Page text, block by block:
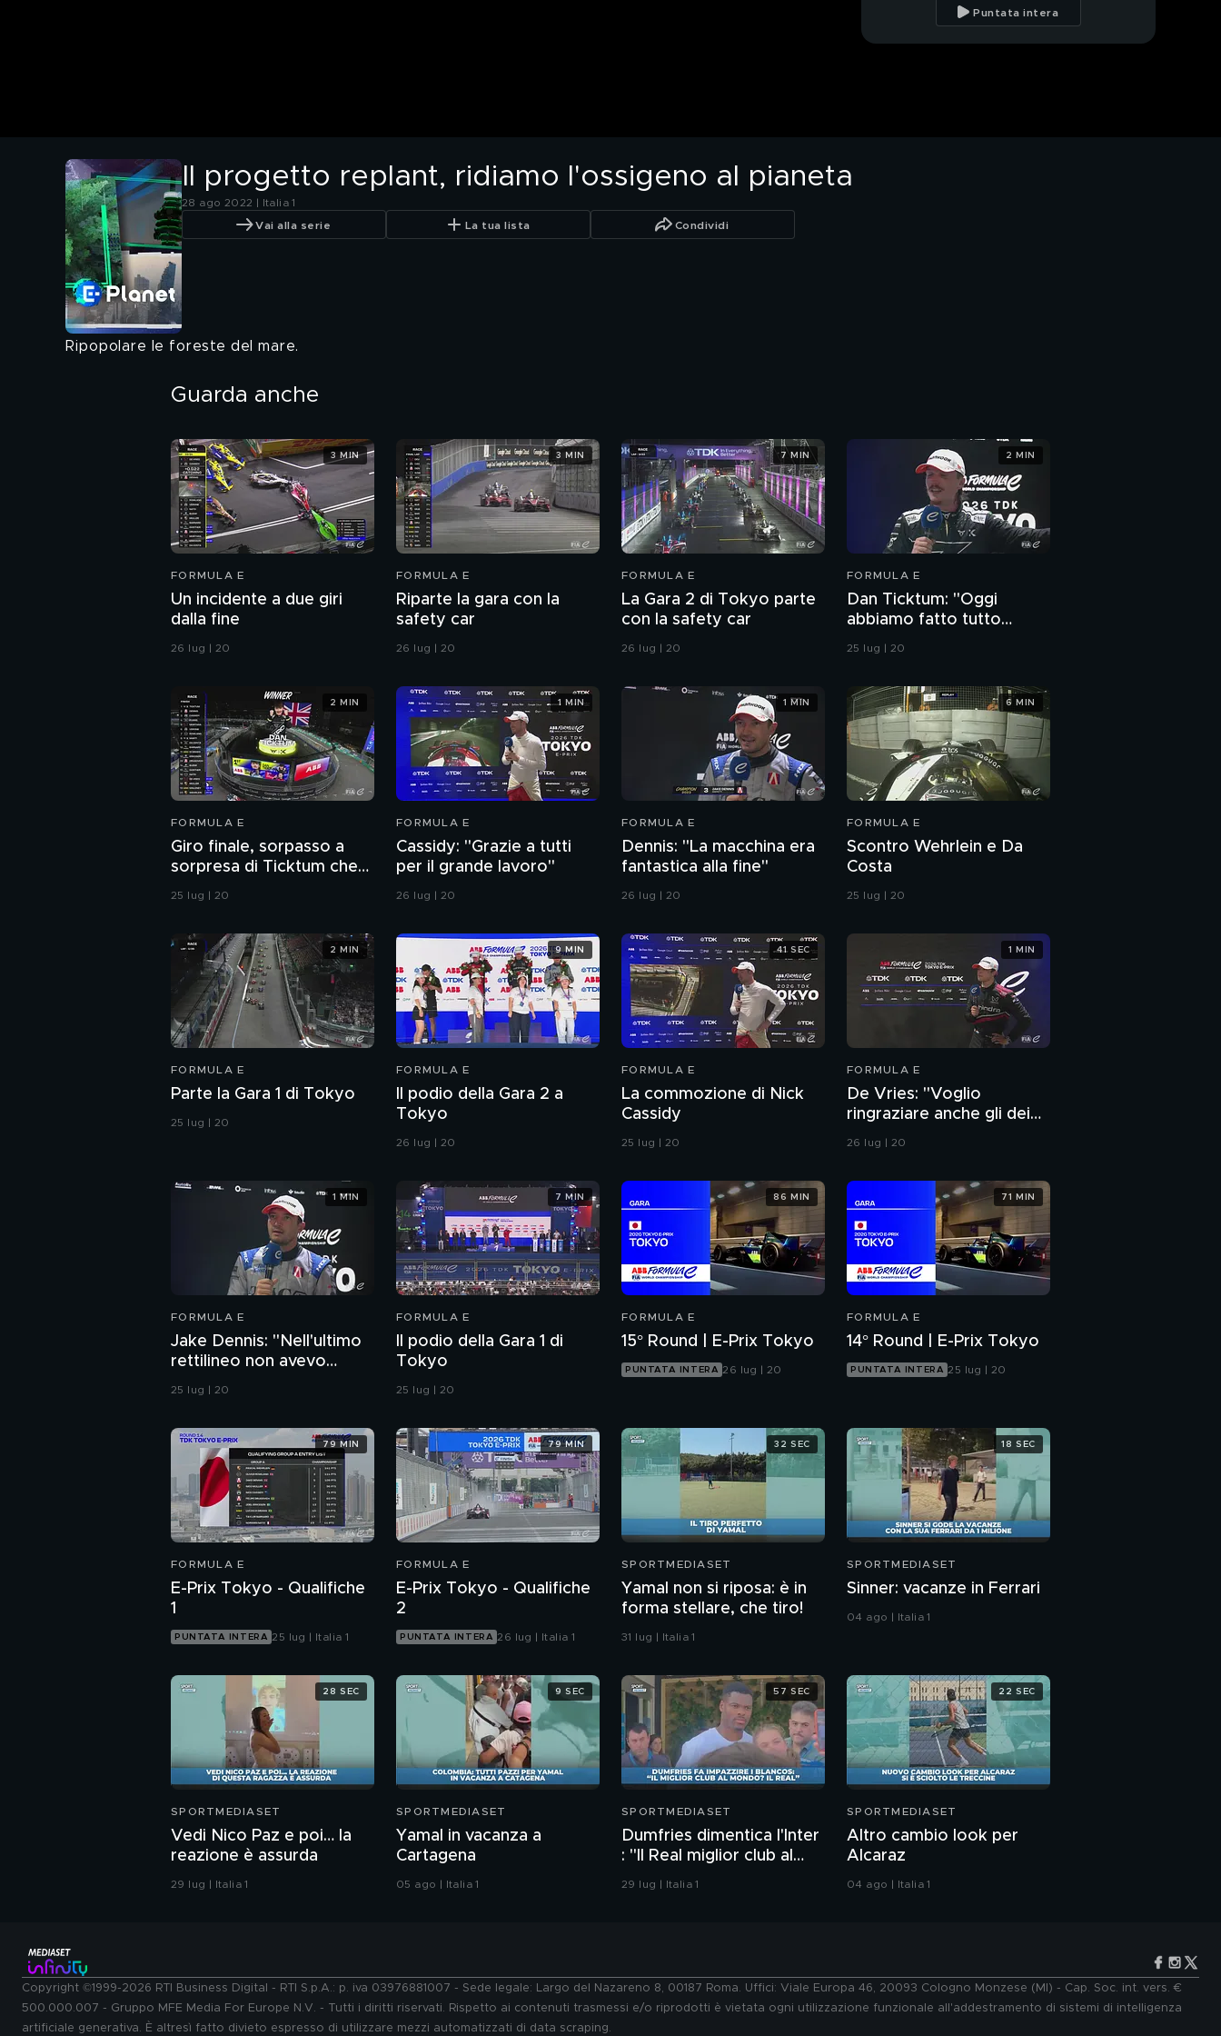
vista privilegiato
Puntata intera
Il progetto replant, ridiamo l'ossigeno al pianeta
28 ago 2022 | Italia 1
Vai alla serie La tua lista Condividi
Ripopolare le foreste del mare.
Guarda anche
FORMULA E
Un incidente a due giri
dalla fine
26 lug | 20
3 MIN
FORMULA E
Riparte la gara con la
safety car
26 lug | 20
3 MIN
FORMULA E
La Gara 2 di Tokyo parte
con la safety car
26 lug | 20
7 MIN
FORMULA E
Dan Ticktum: "Oggi
abbiamo fatto tutto
perfetto"
25 lug | 20
2 MIN
FORMULA E
Giro finale, sorpasso a
sorpresa di Ticktum che
vince la gara
25 lug | 20
2 MIN
FORMULA E
Cassidy: "Grazie a tutti
per il grande lavoro"
26 lug | 20
1 MIN
FORMULA E
Dennis: "La macchina era
fantastica alla fine"
26 lug | 20
1 MIN
FORMULA E
Scontro Wehrlein e Da
Costa
25 lug | 20
6 MIN
FORMULA E
Parte la Gara 1 di Tokyo
25 lug | 20
2 MIN
FORMULA E
Il podio della Gara 2 a
Tokyo
26 lug | 20
9 MIN
FORMULA E
La commozione di Nick
Cassidy
25 lug | 20
41 SEC
FORMULA E
De Vries: "Voglio
ringraziare anche gli dei
perchè oggi è stata
26 lug | 20
1 MIN
FORMULA E
Jake Dennis: "Nell'ultimo
rettilineo non avevo
molta energia"
25 lug | 20
1 MIN
FORMULA E
Il podio della Gara 1 di
Tokyo
25 lug | 20
7 MIN
FORMULA E
15° Round | E-Prix Tokyo
PUNTATA INTERA 26 lug | 20
86 MIN
FORMULA E
14° Round | E-Prix Tokyo
PUNTATA INTERA 25 lug | 20
71 MIN
FORMULA E
E-Prix Tokyo - Qualifiche
1
PUNTATA INTERA 25 lug | Italia 1
79 MIN
FORMULA E
E-Prix Tokyo - Qualifiche
2
PUNTATA INTERA 26 lug | Italia 1
79 MIN
SPORTMEDIASET
Yamal non si riposa: è in
forma stellare, che tiro!
31 lug | Italia 1
32 SEC
SPORTMEDIASET
Sinner: vacanze in Ferrari
04 ago | Italia 1
18 SEC
SPORTMEDIASET
Vedi Nico Paz e poi… la
reazione è assurda
29 lug | Italia 1
28 SEC
SPORTMEDIASET
Yamal in vacanza a
Cartagena
05 ago | Italia 1
9 SEC
SPORTMEDIASET
Dumfries dimentica l'Inter
: "Il Real miglior club al
mondo"
29 lug | Italia 1
57 SEC
SPORTMEDIASET
Altro cambio look per
Alcaraz
04 ago | Italia 1
22 SEC
Copyright ©1999-2026 RTI Business Digital - RTI S.p.A.: p. iva 03976881007 - Sede legale: Largo del Nazareno 8, 00187 Roma. Uffici: Viale Europa 46, 20093 Cologno Monzese (MI) - Cap. Soc. int. vers. €
500.000.007 - Gruppo MFE Media For Europe N.V. - Tutti i diritti riservati. Rispetto ai contenuti trasmessi e/o riprodotti è vietata ogni utilizzazione funzionale all'addestramento di sistemi di intelligenza
artificiale generativa. È altresì fatto divieto espresso di utilizzare mezzi automatizzati di data scraping.